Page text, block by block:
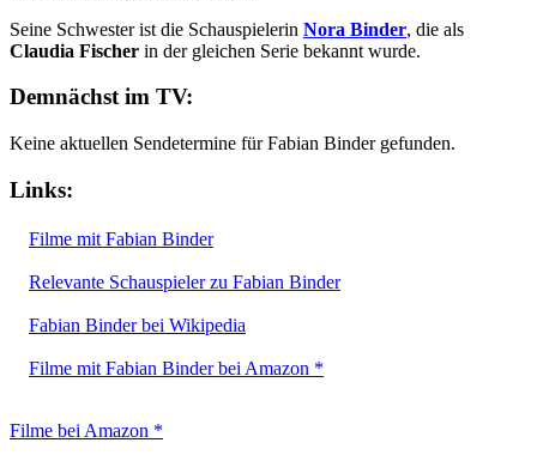
Seine Schwester ist die Schauspielerin Nora Binder, die als
Claudia Fischer in der gleichen Serie bekannt wurde.
Demnächst im TV:
Keine aktuellen Sendetermine für Fabian Binder gefunden.
Links:
Filme mit Fabian Binder
Relevante Schauspieler zu Fabian Binder
Fabian Binder bei Wikipedia
Filme mit Fabian Binder bei Amazon *
Filme bei Amazon *